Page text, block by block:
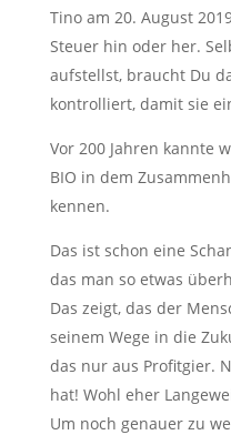
Tino am 20. August
Steuer hin oder her.
aufstellst, braucht Du
kontrolliert, damit sie
Vor 200 Jahren kannte
BIO in dem
kennen.
Das ist schon eine
das man so etwas
Das zeigt, das der
seinem Wege in die
das nur aus Profitgier.
hat! Wohl eher
Um noch genauer zu